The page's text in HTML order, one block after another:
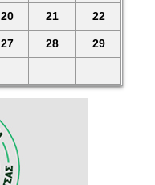
20 21 22
27 28 29